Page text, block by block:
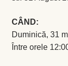
CÂND:
Duminică, 31
Între orele